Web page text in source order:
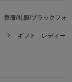
喪服/礼服/ブラックフォ
ギフト レディース